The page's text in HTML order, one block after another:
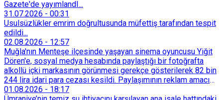
Gazete'de yayımlandI...
31.07.2026 - 00:31
Usulsüzlükler emrim doğrultusunda müfettiş tarafından tespit
edildi...
02.08.2026 - 12:57
Muğla'nın Menteşe ilçesinde yaşayan sinema oyuncusu Yiğit
Dören'e, sosyal medya hesabında paylaştığı bir fotoğrafta
alkollü içki markasının görünmesi gerekçe gösterilerek 82 bin
244 lira idari para cezası kesildi. Paylaşımının reklam amacı
taşımadığını savunan Dören, cezanın iptali için yargıya
01.08.2026 - 18:17